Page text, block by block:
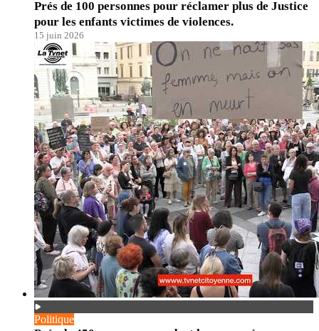
Prés de 100 personnes pour réclamer plus de Justice
pour les enfants victimes de violences.
15 juin 2026
Politique